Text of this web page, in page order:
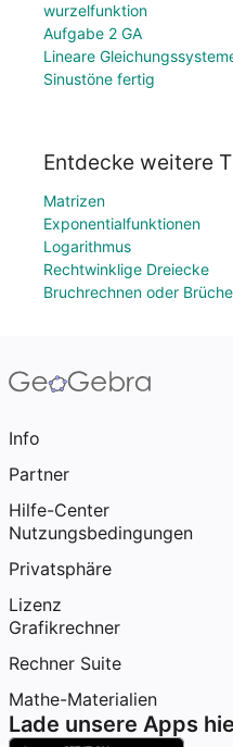
wurzelfunktion
Aufgabe 2 GA
Lineare
Sinustöne fertig
Entdecke weitere
Matrizen
Exponentialfunktionen
Logarithmus
Rechtwinklige Dreiecke
Bruchrechnen oder Brüche
Info
Partner
Hilfe-Center
Nutzungsbedingungen
Privatsphäre
Lizenz
Grafikrechner
Rechner Suite
Mathe-Materialien
Lade unsere Apps